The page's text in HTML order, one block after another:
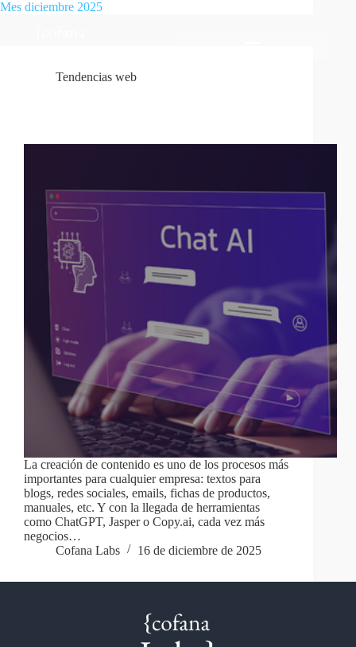
Mes diciembre 2025
Tendencias web
La creación de contenido es uno de los procesos más
importantes para cualquier empresa: textos para
blogs, redes sociales, emails, fichas de productos,
manuales, etc. Y con la llegada de herramientas
como ChatGPT, Jasper o Copy.ai, cada vez más
negocios…
Cofana Labs
16 de diciembre de 2025